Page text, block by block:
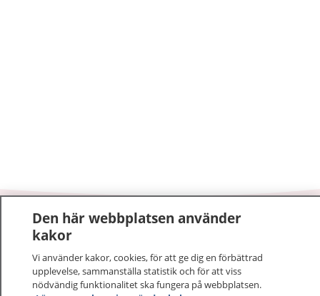
1177–tryggt om din hälsa och vård
På 1177.se får du råd om hälsa och information om
sjukdomar och vilka mottagningar du kan kontakta.
Den här webbplatsen använder
kakor
Vi använder kakor, cookies, för att ge dig en förbättrad
upplevelse, sammanställa statistik och för att viss
nödvändig funktionalitet ska fungera på webbplatsen.